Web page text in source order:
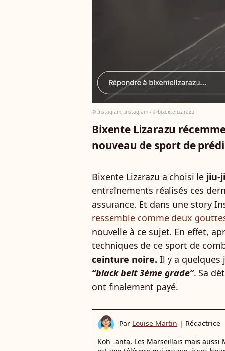
© Instagram, Instagram / @bixentelizarazu
Bixente Lizarazu
nouveau de sport de
Bixente Lizarazu a choisi le jiu-
entraînements réalisés ces
assurance. Et dans une story
ressemble comme deux
nouvelle à ce sujet. En effet,
techniques de ce sport de
ceinture noire. Il y a quelques
“black belt 3ème grade”. Sa
ont finalement payé.
Par Louise Martin | Rédactrice
Koh Lanta, Les Marseillais mais